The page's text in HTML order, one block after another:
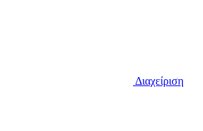
Διαχείριση